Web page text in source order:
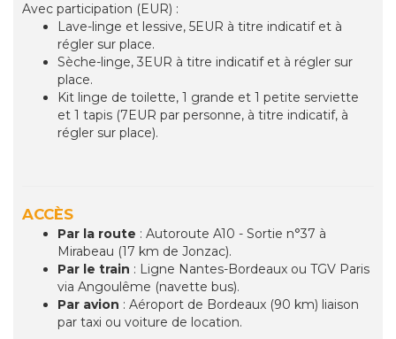
Avec participation (EUR) :
Lave-linge et lessive, 5EUR à titre indicatif et à
régler sur place.
Sèche-linge, 3EUR à titre indicatif et à régler sur
place.
Kit linge de toilette, 1 grande et 1 petite serviette
et 1 tapis (7EUR par personne, à titre indicatif, à
régler sur place).
ACCÈS
Par la route : Autoroute A10 - Sortie n°37 à
Mirabeau (17 km de Jonzac).
Par le train : Ligne Nantes-Bordeaux ou TGV Paris
via Angoulême (navette bus).
Par avion : Aéroport de Bordeaux (90 km) liaison
par taxi ou voiture de location.